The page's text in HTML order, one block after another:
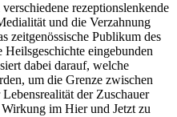
rezeptionslenkende
und die Verzahnung
zeitgenössische Publikum des
Heilsgeschichte eingebunden
dabei darauf, welche
um die Grenze zwischen
der Zuschauer
im Hier und Jetzt zu